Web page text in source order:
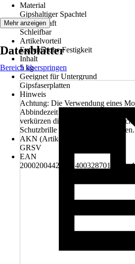
Material
Gipshaltiger Spachtel
Eigenschaft
Schleifbar
Artikelvorteil
Extrem hohe Festigkeit
Inhalt
5 kg
Geeignet für Untergrund
Gipsfaserplatten
Hinweis
Achtung: Die Verwendung eines
Abbindezeit beeinflussen! Auch
verkürzen die Abbindezeit
Schutzbrille und Mundschutz tragen.
AKN (Artikelkurznummer)
GRSV
EAN
2000200442004, 4003287018122,
Mehr anzeigen
Datenblätter
Bereich überspringen